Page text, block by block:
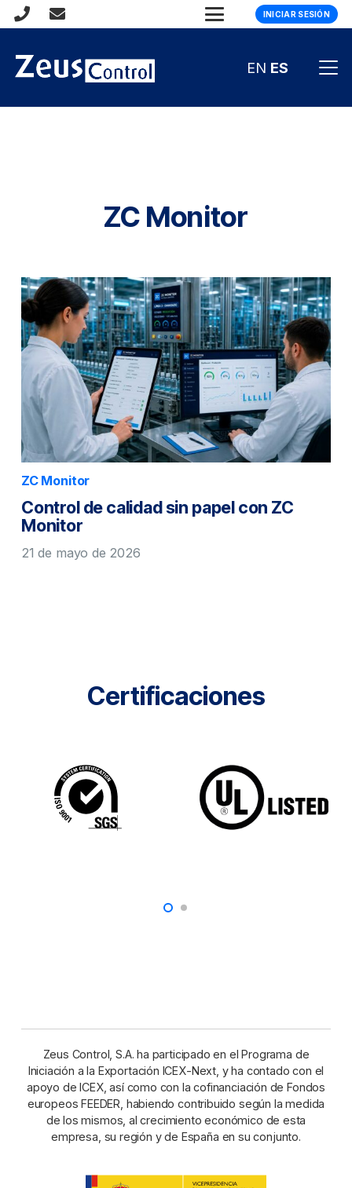
INICIAR SESIÓN
EN ES
ZC Monitor
ZC Monitor
Control de calidad sin papel con ZC
Monitor
21 de mayo de 2026
Certificaciones
Zeus Control, S.A. ha participado en el Programa de
Iniciación a la Exportación ICEX-Next, y ha contado con el
apoyo de ICEX, así como con la cofinanciación de Fondos
europeos FEEDER, habiendo contribuido según la medida
de los mismos, al crecimiento económico de esta
empresa, su región y de España en su conjunto.